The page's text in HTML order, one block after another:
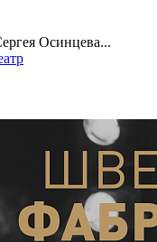
Осинцева...